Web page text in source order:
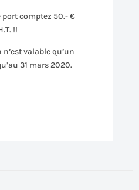
port comptez 50.- €
!!
valable qu’un
31 mars 2020.